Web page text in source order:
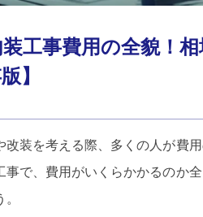
工事費用の全貌！
】
改装を考える際、多くの人が費
事で、費用がいくらかかるのか